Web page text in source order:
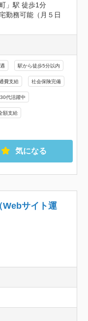
」駅 徒歩1分
勤務可能（月５日
駅から徒歩5分以内
費支給 社会保険完備
代活躍中
額支給
気になる
Webサイト運